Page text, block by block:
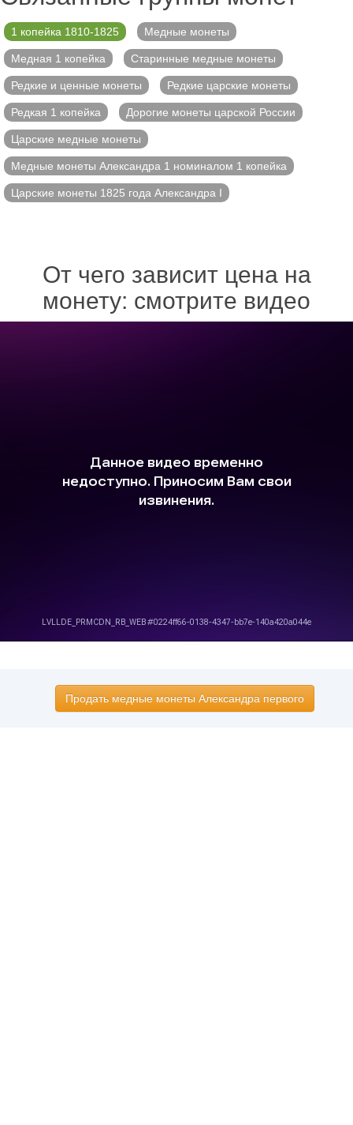
1 копейка 1810-1825 Медные монеты
Медная 1 копейка Старинные медные монеты
Редкие и ценные монеты Редкие царские монеты
Редкая 1 копейка Дорогие монеты царской России
Царские медные монеты
Медные монеты Александра 1 номиналом 1 копейка
Царские монеты 1825 года Александра I
От чего зависит цена на
монету: смотрите видео
Продать медные монеты Александра первого